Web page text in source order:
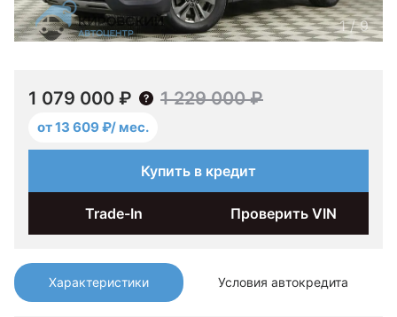
Характеристики Условия автокредита
1/9
1 079 000 ₽ 1 229 000 ₽
от 13 609 ₽/ мес.
Купить в кредит
Trade-In Проверить VIN